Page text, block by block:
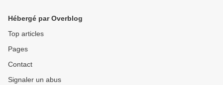
Hébergé par Overblog
Top articles
Pages
Contact
Signaler un abus